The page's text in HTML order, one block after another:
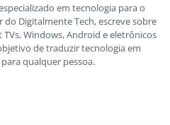
em tecnologia para o
Digitalmente Tech, escreve sobre
Windows, Android e eletrônicos
de traduzir tecnologia em
qualquer pessoa.